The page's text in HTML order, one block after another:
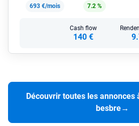
693 €/mois
7.2 %
Cash flow
140 €
Découvrir toutes les annonces
besbre→